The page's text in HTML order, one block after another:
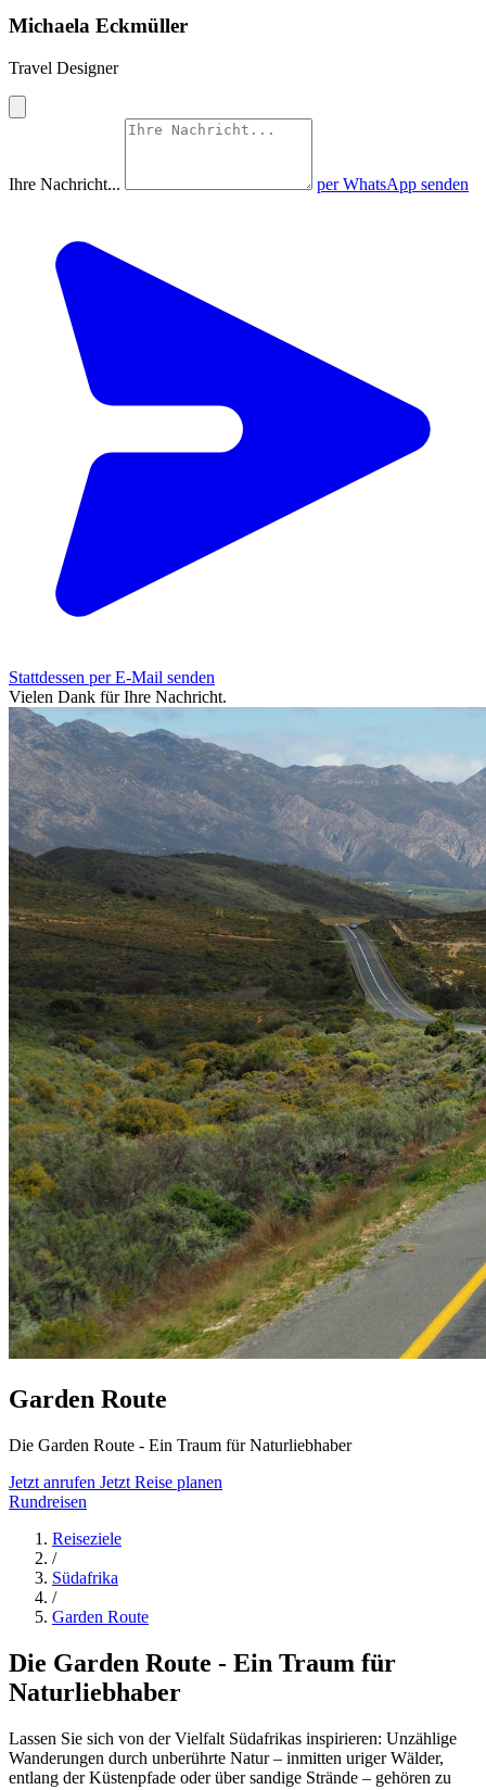
Michaela Eckmüller
Travel Designer
Ihre Nachricht... per WhatsApp senden
Stattdessen per E-Mail senden
Vielen Dank für Ihre Nachricht.
Garden Route
Die Garden Route - Ein Traum für Naturliebhaber
Jetzt anrufen Jetzt Reise planen
Rundreisen
Reiseziele
/
Südafrika
/
Garden Route
Die Garden Route - Ein Traum für
Naturliebhaber
Lassen Sie sich von der Vielfalt Südafrikas inspirieren: Unzählige
Wanderungen durch unberührte Natur – inmitten uriger Wälder,
entlang der Küstenpfade oder über sandige Strände – gehören zu